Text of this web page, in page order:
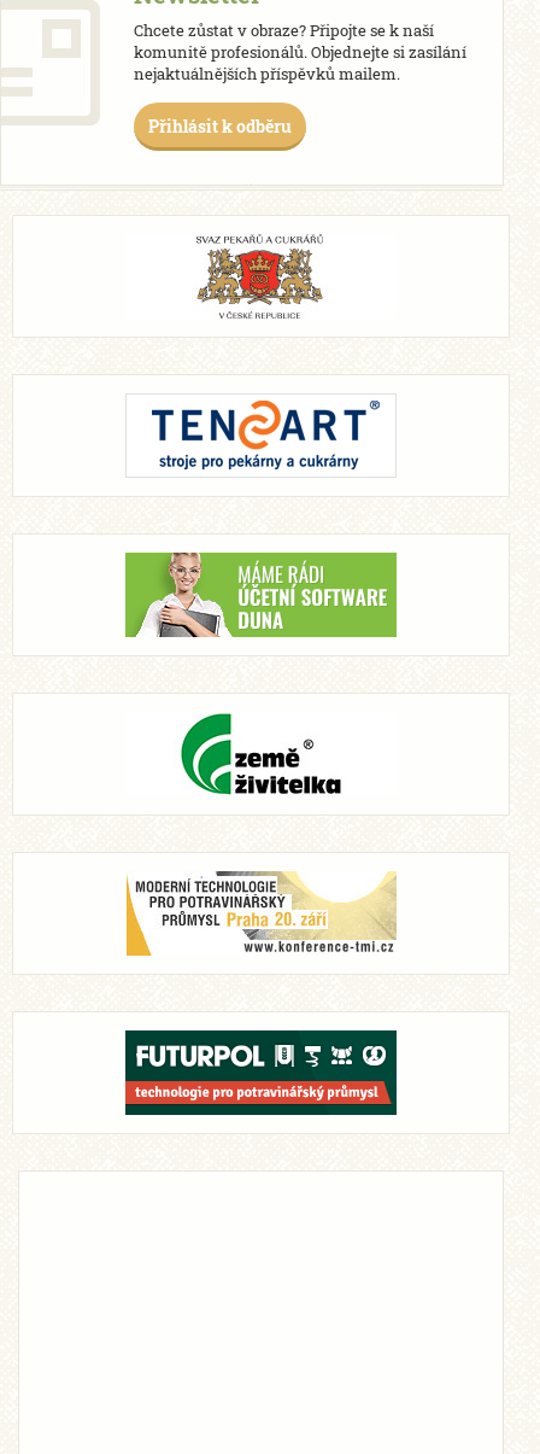
Chcete zůstat v obraze? Připojte se k naší
komunitě profesionálů. Objednejte si zasílání
nejaktuálnějších příspěvků mailem.
Přihlásit k odběru